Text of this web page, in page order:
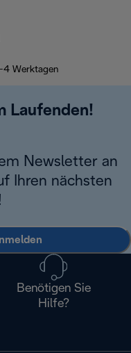
4 Werktagen
Laufenden!
Newsletter an
Ihren nächsten
Benötigen Sie
Hilfe?